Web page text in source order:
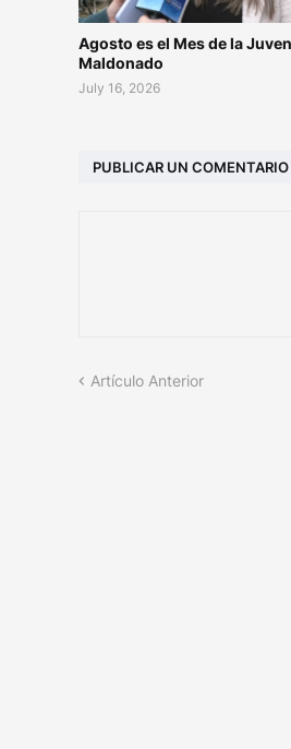
Agosto es el Mes de la
Maldonado
July 16, 2026
PUBLICAR UN COMENTARIO
Artículo Anterior